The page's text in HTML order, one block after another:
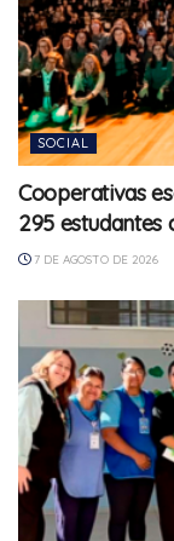
SOCIAL
Cooperativas
295 estudantes
7 DE AGOSTO DE 2026